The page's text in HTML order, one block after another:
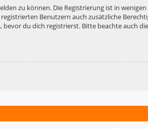
zu können. Die Registrierung ist in
Benutzern auch zusätzliche
du dich registrierst. Bitte beachte auch